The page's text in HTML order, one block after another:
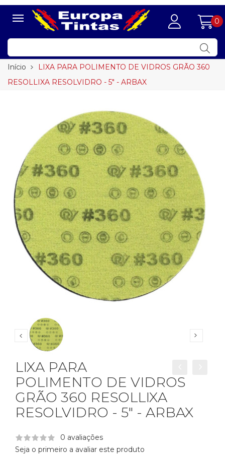
0
Início
LIXA PARA POLIMENTO DE VIDROS GRÃO 360
RESOLLIXA RESOLVIDRO - 5" - ARBAX
LIXA PARA
POLIMENTO DE VIDROS
GRÃO 360 RESOLLIXA
RESOLVIDRO - 5" - ARBAX
0 avaliações
Seja o primeiro a avaliar este produto